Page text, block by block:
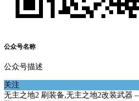
公众号名称
公众号描述
关注
无主之地2 刷装备,无主之地2改装武器 –